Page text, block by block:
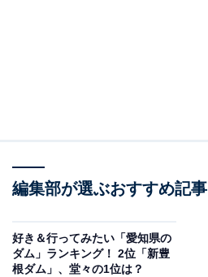
編集部が選ぶおすすめ記事
好き＆行ってみたい「愛知県の
ダム」ランキング！ 2位「新豊
根ダム」、堂々の1位は？